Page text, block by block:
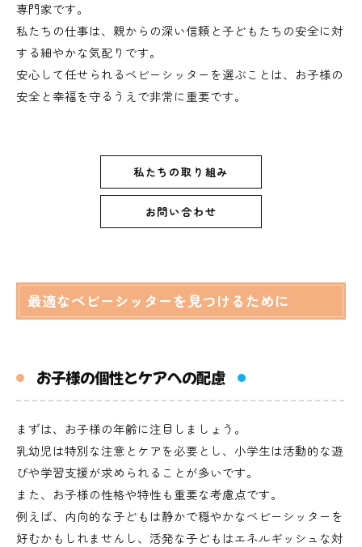
専門家です。
私たちの仕事は、親からの深い信頼と子どもたちの安全に対
する細やかな気配りです。
安心して任せられるベビーシッターを選ぶことは、お子様の
安全と幸福を守るうえで非常に重要です。
私たちの取り組み
お問い合わせ
最適なベビーシッターを見つけるために
お子様の個性とケアへの配慮
まずは、お子様の年齢に注目しましょう。
乳幼児は特別な注意とケアを必要とし、小学生は活動的な遊
びや学習支援が求められることが多いです。
また、お子様の性格や特性も重要な考慮点です。
例えば、内向的な子どもは静かで穏やかなベビーシッターを
好むかもしれませんし、活発な子どもはエネルギッシュな対